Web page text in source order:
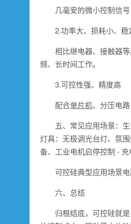
几毫安的微小控制信
2.功率大、损耗小、稳
相比继电器、接触器等
频、长时间工作。
3.可控性强、精度高
配合单片机、分压电
五、常见应用场景：
灯具：无极调光台灯、氛
备、工业电机启停控制 -
可控硅典型应用场景
六、总结
归根结底，可控硅就